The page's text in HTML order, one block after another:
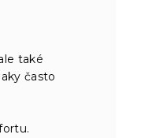
také
často